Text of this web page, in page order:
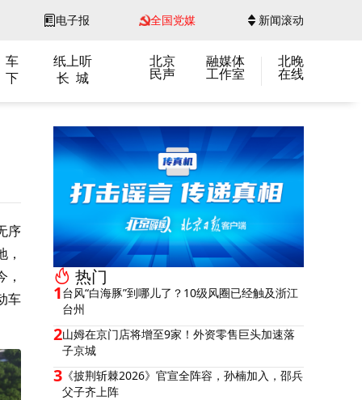
电子报 全国党媒 新闻滚动
车
纸上听
下
长 城
北京
民声
融媒体
工作室
北晚
在线
序
车
热门
1台风“白海豚”到哪儿了？10级风圈已经触及浙江
台州
2山姆在京门店将增至9家！外资零售巨头加速落
子京城
3 《披荆斩棘2026》官宣全阵容，孙楠加入，邵兵
父子齐上阵